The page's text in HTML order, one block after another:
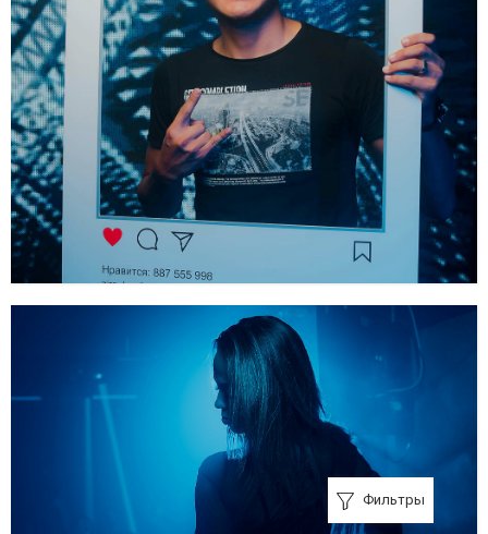
Фильтры